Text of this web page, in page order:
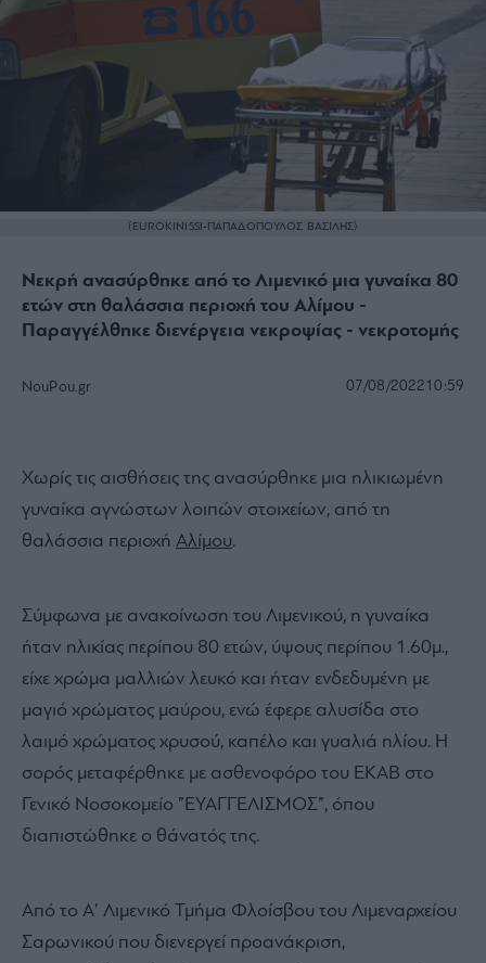
(EUROKINISSI-ΠΑΠΑΔΟΠΟΥΛΟΣ ΒΑΣΙΛΗΣ)
Νεκρή ανασύρθηκε από το Λιμενικό μια γυναίκα 80
ετών στη θαλάσσια περιοχή του Αλίμου -
Παραγγέλθηκε διενέργεια νεκροψίας - νεκροτομής
NouPou.gr 07/08/202210:59
Χωρίς τις αισθήσεις της ανασύρθηκε μια ηλικιωμένη
γυναίκα αγνώστων λοιπών στοιχείων, από τη
θαλάσσια περιοχή Αλίμου.
Σύμφωνα με ανακοίνωση του Λιμενικού, η γυναίκα
ήταν ηλικίας περίπου 80 ετών, ύψους περίπου 1.60μ.,
είχε χρώμα μαλλιών λευκό και ήταν ενδεδυμένη με
μαγιό χρώματος μαύρου, ενώ έφερε αλυσίδα στο
λαιμό χρώματος χρυσού, καπέλο και γυαλιά ηλίου. Η
σορός μεταφέρθηκε με ασθενοφόρο του ΕΚΑΒ στο
Γενικό Νοσοκομείο ”ΕΥΑΓΓΕΛΙΣΜΟΣ”, όπου
διαπιστώθηκε ο θάνατός της.
Από το Α’ Λιμενικό Τμήμα Φλοίσβου του Λιμεναρχείου
Σαρωνικού που διενεργεί προανάκριση,